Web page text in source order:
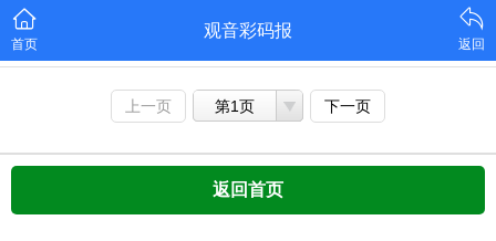
首页
观音彩码报
返回
上一页 第1页 下一页
返回首页